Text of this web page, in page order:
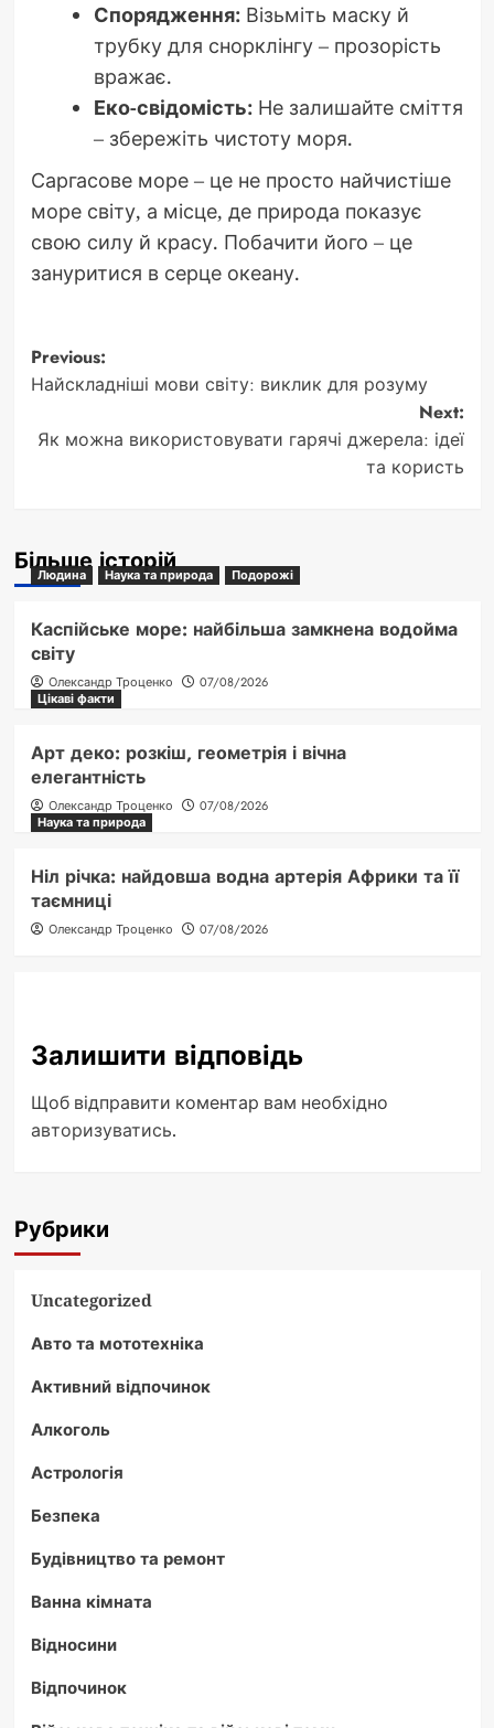
Спорядження:Візьміть маску й
трубку для снорклінгу – прозорість
вражає.
Еко-свідомість:Не залишайте сміття
– збережіть чистоту моря.
Саргасове море – це не просто найчистіше
море світу, а місце, де природа показує
свою силу й красу. Побачити його – це
зануритися в серце океану.
Post
navigation
Previous:
Найскладніші мови світу: виклик для розуму
Next:
Як можна використовувати гарячі джерела: ідеї
та користь
Більше історій
Людина Наука та природа Подорожі
Каспійське море: найбільша замкнена водойма
світу
Олександр Троценко
07/08/2026
Цікаві факти
Арт деко: розкіш, геометрія і вічна
елегантність
Олександр Троценко
07/08/2026
Наука та природа
Ніл річка: найдовша водна артерія Африки та її
таємниці
Олександр Троценко 07/08/2026
Залишити відповідь
Щоб відправити коментар вам необхідно
авторизуватись.
Рубрики
Uncategorized
Авто та мототехніка
Активний відпочинок
Алкоголь
Астрологія
Безпека
Будівництво та ремонт
Ванна кімната
Відносини
Відпочинок